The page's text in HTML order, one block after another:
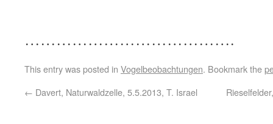
………………………………….
This entry was posted in Vogelbeobachtungen. Bookmark the
← Davert, Naturwaldzelle, 5.5.2013, T. Israel